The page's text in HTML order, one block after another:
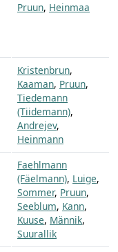
Pruun, Heinmaa
Kristenbrun,
Kaaman, Pruun,
Tiedemann
(Tiidemann),
Andrejev,
Heinmann
Faehlmann
(Fäelmann), Luige,
Sommer, Pruun,
Seeblum, Kann,
Kuuse, Männik,
Suurallik